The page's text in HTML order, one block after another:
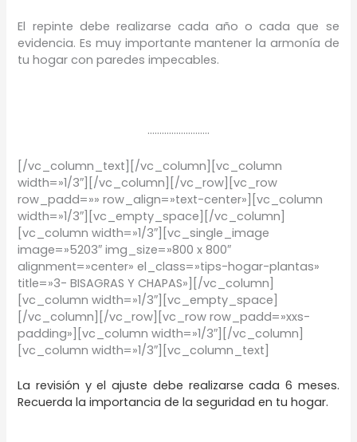
El repinte debe realizarse cada año o cada que se
evidencia. Es muy importante mantener la armonía de
tu hogar con paredes impecables.
……………………..
[/vc_column_text][/vc_column][vc_column
width=»1/3″][/vc_column][/vc_row][vc_row
row_padd=»» row_align=»text-center»][vc_column
width=»1/3″][vc_empty_space][/vc_column]
[vc_column width=»1/3″][vc_single_image
image=»5203″ img_size=»800 x 800″
alignment=»center» el_class=»tips-hogar-plantas»
title=»3- BISAGRAS Y CHAPAS»][/vc_column]
[vc_column width=»1/3″][vc_empty_space]
[/vc_column][/vc_row][vc_row row_padd=»xxs-
padding»][vc_column width=»1/3″][/vc_column]
[vc_column width=»1/3″][vc_column_text]
La revisión y el ajuste debe realizarse cada 6 meses.
Recuerda la importancia de la seguridad en tu hogar.